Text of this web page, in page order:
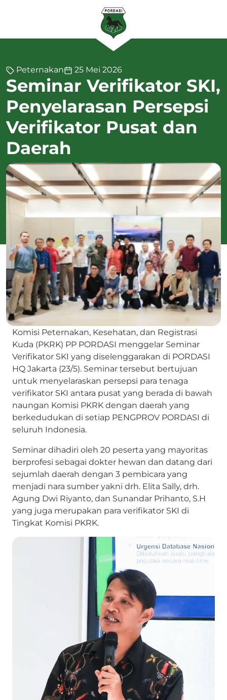
Peternakan 25 Mei 2026
Seminar Verifikator SKI,
Penyelarasan Persepsi
Verifikator Pusat dan
Daerah
Komisi Peternakan, Kesehatan, dan Registrasi
Kuda (PKRK) PP PORDASI menggelar Seminar
Verifikator SKI yang diselenggarakan di PORDASI
HQ Jakarta (23/5). Seminar tersebut bertujuan
untuk menyelaraskan persepsi para tenaga
verifikator SKI antara pusat yang berada di bawah
naungan Komisi PKRK dengan daerah yang
berkedudukan di setiap PENGPROV PORDASI di
seluruh Indonesia.
Seminar dihadiri oleh 20 peserta yang mayoritas
berprofesi sebagai dokter hewan dan datang dari
sejumlah daerah dengan 3 pembicara yang
menjadi nara sumber yakni drh. Elita Sally, drh.
Agung Dwi Riyanto, dan Sunandar Prihanto, S.H
yang juga merupakan para verifikator SKI di
Tingkat Komisi PKRK.